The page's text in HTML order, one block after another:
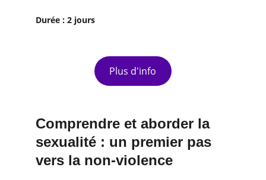
Durée : 2 jours
Plus d'info
Comprendre et aborder la
sexualité : un premier pas
vers la non-violence